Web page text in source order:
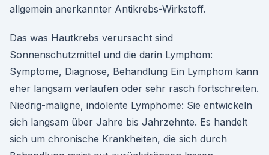
allgemein anerkannter Antikrebs-Wirkstoff.
Das was Hautkrebs verursacht sind
Sonnenschutzmittel und die darin Lymphom:
Symptome, Diagnose, Behandlung Ein Lymphom kann
eher langsam verlaufen oder sehr rasch fortschreiten.
Niedrig-maligne, indolente Lymphome: Sie entwickeln
sich langsam über Jahre bis Jahrzehnte. Es handelt
sich um chronische Krankheiten, die sich durch